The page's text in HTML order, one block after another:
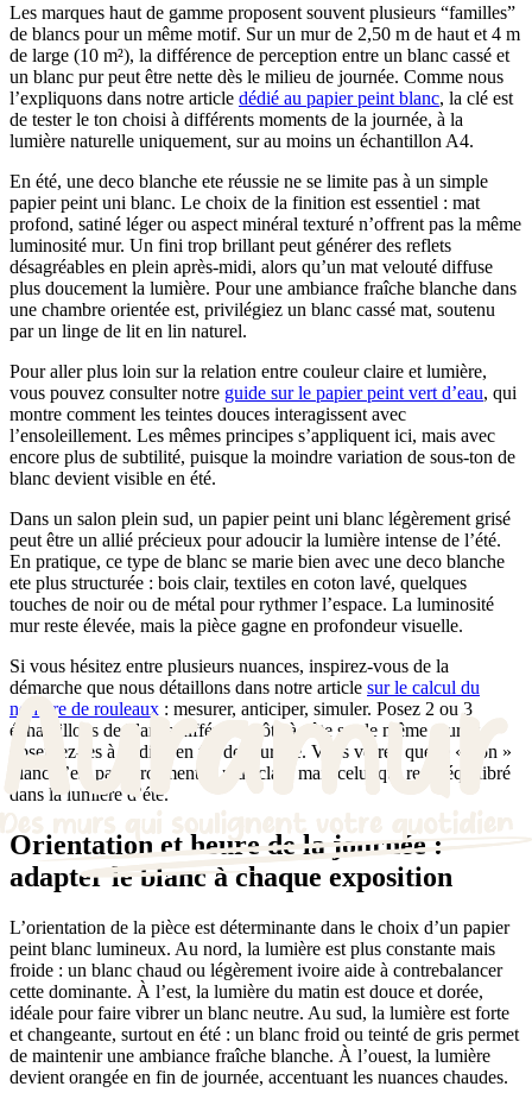
Les marques haut de gamme proposent souvent plusieurs “familles”
de blancs pour un même motif. Sur un mur de 2,50 m de haut et 4 m
de large (10 m²), la différence de perception entre un blanc cassé et
un blanc pur peut être nette dès le milieu de journée. Comme nous
l’expliquons dans notre article dédié au papier peint blanc, la clé est
de tester le ton choisi à différents moments de la journée, à la
lumière naturelle uniquement, sur au moins un échantillon A4.
En été, une deco blanche ete réussie ne se limite pas à un simple
papier peint uni blanc. Le choix de la finition est essentiel : mat
profond, satiné léger ou aspect minéral texturé n’offrent pas la même
luminosité mur. Un fini trop brillant peut générer des reflets
désagréables en plein après-midi, alors qu’un mat velouté diffuse
plus doucement la lumière. Pour une ambiance fraîche blanche dans
une chambre orientée est, privilégiez un blanc cassé mat, soutenu
par un linge de lit en lin naturel.
Pour aller plus loin sur la relation entre couleur claire et lumière,
vous pouvez consulter notre guide sur le papier peint vert d’eau, qui
montre comment les teintes douces interagissent avec
l’ensoleillement. Les mêmes principes s’appliquent ici, mais avec
encore plus de subtilité, puisque la moindre variation de sous-ton de
blanc devient visible en été.
Dans un salon plein sud, un papier peint uni blanc légèrement grisé
peut être un allié précieux pour adoucir la lumière intense de l’été.
En pratique, ce type de blanc se marie bien avec une deco blanche
ete plus structurée : bois clair, textiles en coton lavé, quelques
touches de noir ou de métal pour rythmer l’espace. La luminosité
mur reste élevée, mais la pièce gagne en profondeur visuelle.
Si vous hésitez entre plusieurs nuances, inspirez-vous de la
démarche que nous détaillons dans notre article sur le calcul du
nombre de rouleaux : mesurer, anticiper, simuler. Posez 2 ou 3
échantillons de blancs différents côte à côte sur le même mur et
observez-les à midi et en fin de journée. Vous verrez que le « bon »
blanc n’est pas forcément le plus clair, mais celui qui reste équilibré
dans la lumière d’été.
Orientation et heure de la journée :
adapter le blanc à chaque exposition
L’orientation de la pièce est déterminante dans le choix d’un papier
peint blanc lumineux. Au nord, la lumière est plus constante mais
froide : un blanc chaud ou légèrement ivoire aide à contrebalancer
cette dominante. À l’est, la lumière du matin est douce et dorée,
idéale pour faire vibrer un blanc neutre. Au sud, la lumière est forte
et changeante, surtout en été : un blanc froid ou teinté de gris permet
de maintenir une ambiance fraîche blanche. À l’ouest, la lumière
devient orangée en fin de journée, accentuant les nuances chaudes.